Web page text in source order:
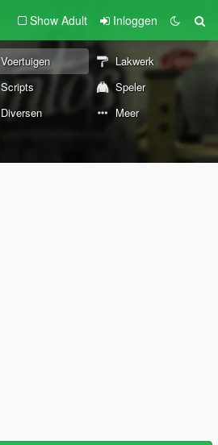
Show Adult Inloggen
Voertuigen
Lakwerk
Scripts
Speler
Diversen Meer